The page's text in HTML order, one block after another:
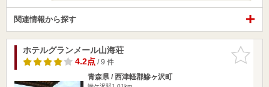
関連情報から探す
お気に入
りに追加
ホテルグランメール山海荘
4.2点/ 9 件
青森県 / 西津軽郡鰺ヶ沢町